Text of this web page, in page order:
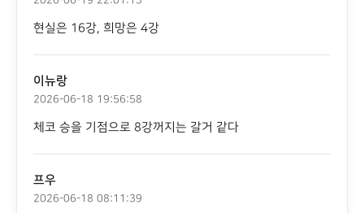
현실은 16강, 희망은 4강
이뉴랑
2026-06-18 19:56:58
체코 승을 기점으로 8강꺼지는 갈거 같다
프우
2026-06-18 08:11:39